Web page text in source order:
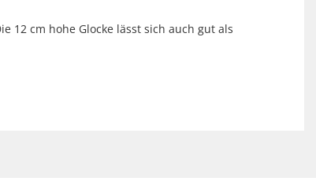
12 cm hohe Glocke lässt sich auch gut als